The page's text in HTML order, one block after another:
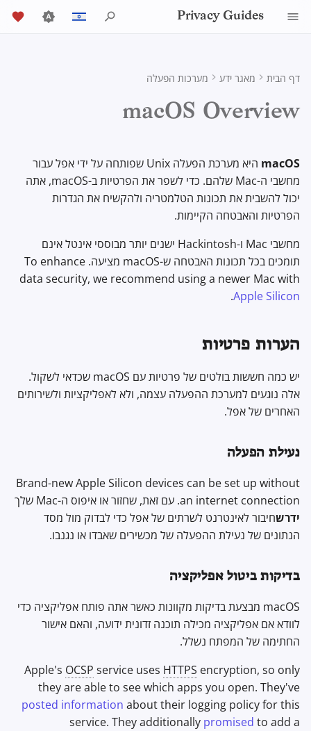
Privacy Guides
ה
ל
י
ד
כ
י
ה
ת
ח
ל
ח
פ
中文 (繁體)
Русский
Passwords
Authentication
Choosing Your
Hardware
אבטחת אימייל
VPN Overview
Private Payments
סוגי רשתות תקשורת
בדיקות ביטול אפליקציה
תצורה מומלצת
הגדרות מערכת
Bluetooth
Apple Intelligence & Siri
הגנות אבטחה
אבטחת תוכנה
נפח מערכת חתומה
הגנת שלמות המערכת
אבטחת יישומים
אבטחת חומרה
אתחול ROM
File Management גלישה באינטרנט דפדפני אינטרנט לנייד
Browser Extensions ספקים
ספקי DNS
Email Aliasing
שירותים פיננסיים
מטבעות קריפטוגרפיים
Data and Metadata
Collaboration
לקוחות אימייל
חזיתות
Maps and Navigation
Multifactor
Authentication
פנקס רשימות
מנהלי סיסמאות
Pastebins
חומרה
מערכות הפעלה
קושחת הנתב
Expand Your Perspective
Support The Community
Make It Accessible
חברי הצוות
Policies
Executive Policy
Privacy Policy
שירותים מקוונים
קוד התנהגות
תרומה
דף הבית מאגר ידע מערכות הפעלה
macOS Overview
macOS
היא מערכת הפעלה Unix שפותחה על ידי אפל עבור
מחשבי ה-Mac שלהם. כדי לשפר את הפרטיות ב-macOS, אתה
יכול להשבית את תכונות הטלמטריה ולהקשיח את הגדרות
הפרטיות והאבטחה הקיימות.
מחשבי Mac ו-Hackintosh ישנים יותר מבוססי אינטל אינם
תומכים בכל תכונות האבטחה ש-macOS מציעה. To enhance
data security, we recommend using a newer Mac with
Apple Silicon
.
הערות פרטיות
יש כמה חששות בולטים של פרטיות עם macOS שכדאי לשקול.
אלה נוגעים למערכת ההפעלה עצמה, ולא לאפליקציות ולשירותים
האחרים של אפל.
נעילת הפעלה
Brand-new Apple Silicon devices can be set up without
an internet connection. עם זאת, שחזור או איפוס ה-Mac שלך
ידרשחיבור לאינטרנט לשרתים של אפל כדי לבדוק מול מסד
הנתונים של נעילת ההפעלה של מכשירים שאבדו או נגנבו.
בדיקות ביטול אפליקציה
macOS מבצעת בדיקות מקוונות כאשר אתה פותח אפליקציה כדי
לוודא אם אפליקציה מכילה תוכנה זדונית ידועה, והאם אישור
החתימה של המפתח נשלל.
Apple's OCSP service uses HTTPS encryption, so only
they are able to see which apps you open. They've
posted information about their logging policy for this
service. They additionally promised to add a